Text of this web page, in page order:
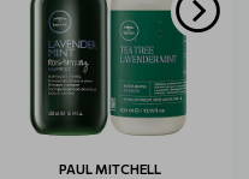
PAUL MITCHELL